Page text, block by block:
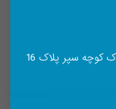
تهران - بلوار افریقا پایین تر از جهان کودک کوچه سپر پلاک 16